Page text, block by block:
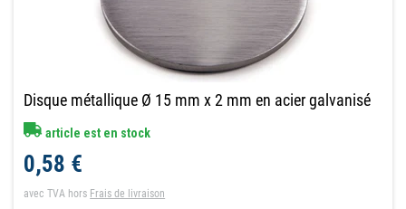
Disque métallique Ø 15 mm x 2 mm en acier galvanisé
article est en stock
0,58 €
avec TVA hors Frais de livraison